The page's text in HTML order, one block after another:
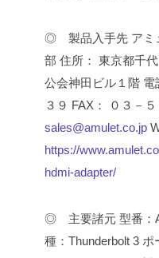
◎ 製品入手先 アミ
部 住所： 東京都千
公会神田ビル１階 電
３９ FAX： ０３－
sales@amulet.co.jp
https://
hdmi-adapter/
◎ 主要諸元 型番：
種：Thunderbolt 3